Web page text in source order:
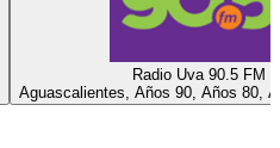
Radio Uva 90.5 FM
Aguascalientes, Años 90, Años 80,